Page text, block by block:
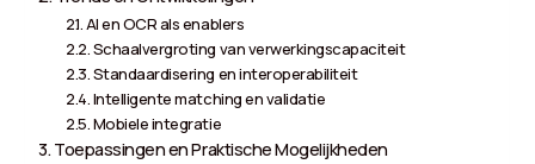
AI en OCR als enablers
Schaalvergroting van verwerkingscapaciteit
Standaardisering en interoperabiliteit
Intelligente matching en validatie
Mobiele integratie
Toepassingen en Praktische Mogelijkheden